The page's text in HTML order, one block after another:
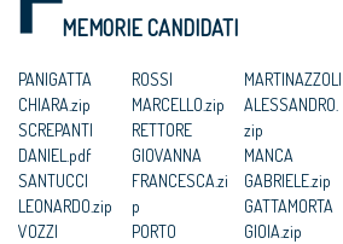
MEMORIE CANDIDATI
PANIGATTA
CHIARA.zip
SCREPANTI
DANIEL.pdf
SANTUCCI
LEONARDO.zip
VOZZI
ROSSI
MARCELLO.zip
RETTORE
GIOVANNA
FRANCESCA.zi
p
PORTO
MARTINAZZOLI
ALESSANDRO.
zip
MANCA
GABRIELE.zip
GATTAMORTA
GIOIA.zip